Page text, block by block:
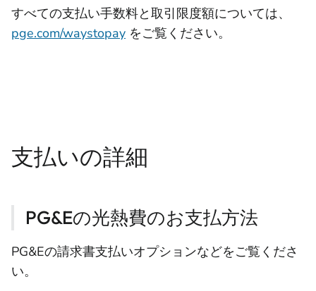
すべての支払い手数料と取引限度額については、
pge.com/waystopay をご覧ください。
支払いの詳細
PG&Eの光熱費のお支払方法
PG&Eの請求書支払いオプションなどをご覧くださ
い。